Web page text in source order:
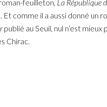
feuilleton, La République
comme il a aussi donné un
publié au Seuil, nul n’est
Chirac.